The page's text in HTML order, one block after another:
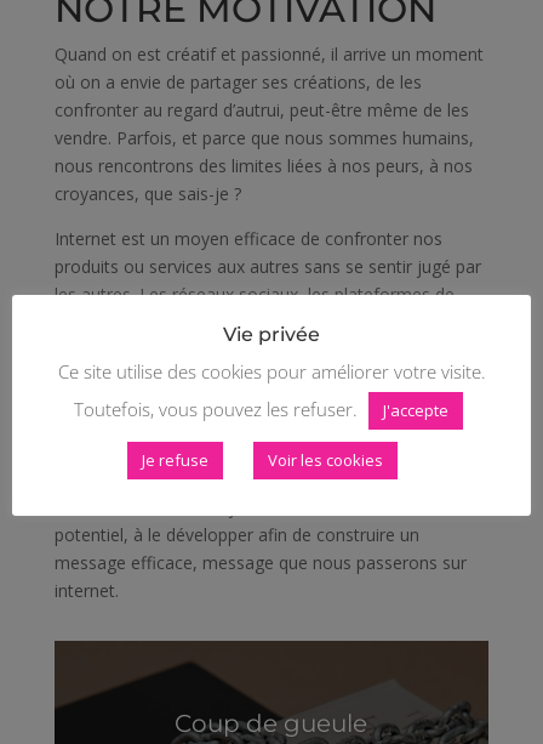
Quand on est créatif et passionné, il arrive un moment
où on a envie de partager ses créations, de les
confronter au regard d’autrui, peut-être même de les
vendre. Parfois, et parce que nous sommes humains,
nous rencontrons des limites liées à nos peurs, à nos
croyances, que sais-je ?
Internet est un moyen efficace de confronter nos
produits ou services aux autres sans se sentir jugé par
les autres. Les réseaux sociaux, les plateformes de
vente en lignes, les markets sont autant de medias qui
présenteront vos produits.
J’ai choisi de vous aider à communiquer efficacement.
En plus de créer votre site web optimisé pour le
référencement naturel et de vous accompagner dans
la construction de votre communication, celle qui fera
potentiel, à le développer afin de construire un
message efficace, message que nous passerons sur
internet.
Coup de gueule
Vie privée
Ce site utilise des cookies pour améliorer votre visite.
Toutefois, vous pouvez les refuser.
J'accepte
Je refuse Voir les cookies